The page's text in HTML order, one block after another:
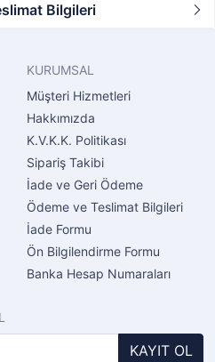
Bilgileri
KURUMSAL
Müşteri Hizmetleri
Hakkımızda
K.V.K.K. Politikası
Sipariş Takibi
İade ve Geri Ödeme
Ödeme ve Teslimat Bilgileri
İade Formu
Ön Bilgilendirme Formu
Banka Hesap Numaraları
KAYIT OL